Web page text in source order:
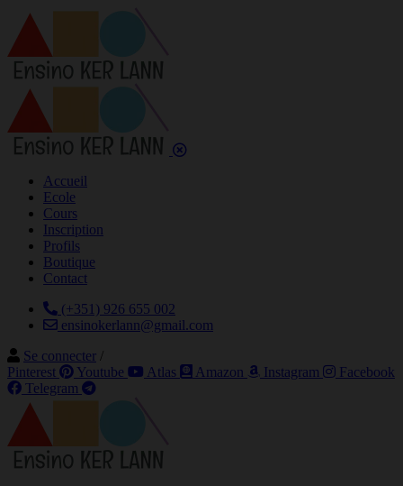
Accueil
Ecole
Cours
Inscription
Profils
Boutique
Contact
(+351) 926 655 002
ensinokerlann@gmail.com
Se connecter /
Pinterest
Youtube Atlas Amazon Instagram
Facebook
Telegram